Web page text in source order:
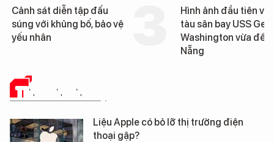
Cảnh sát diễn tập đấu
súng với khủng bố, bảo vệ
yếu nhân
Hình ảnh đầu tiên về
tàu sân bay USS
Washington vừa đến
Nẵng
TIN CÔNG NGHỆ
Liệu Apple có bỏ lỡ thị trường điện
thoại gập?